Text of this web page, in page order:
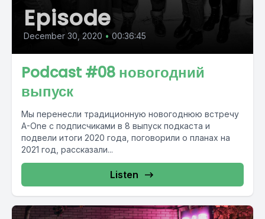
Episode
December 30, 2020 • 00:36:45
Podcast #08 новогодний
выпуск
Мы перенесли традиционную новогоднюю встречу
A-One с подписчиками в 8 выпуск подкаста и
подвели итоги 2020 года, поговорили о планах на
2021 год, рассказали...
Listen